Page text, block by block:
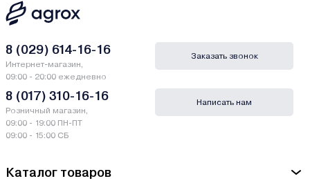
Каталог товаров
8 (029) 614-16-16
Интернет-магазин,
09:00 - 20:00 ежедневно
8 (017) 310-16-16
Розничный магазин,
09:00 - 19:00 ПН-ПТ
09:00 - 15:00 СБ
Заказать звонок
Написать нам